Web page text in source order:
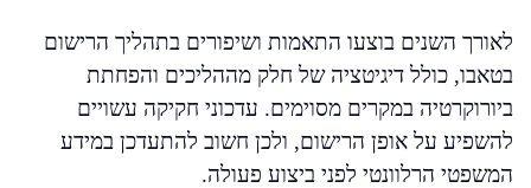
לאורך השנים בוצעו התאמות ושיפורים בתהליך הרישום
בטאבו, כולל דיגיטציה של חלק מההליכים והפחתת
ביורוקרטיה במקרים מסוימים. עדכוני חקיקה עשויים
להשפיע על אופן הרישום, ולכן חשוב להתעדכן במידע
המשפטי הרלוונטי לפני ביצוע פעולה.